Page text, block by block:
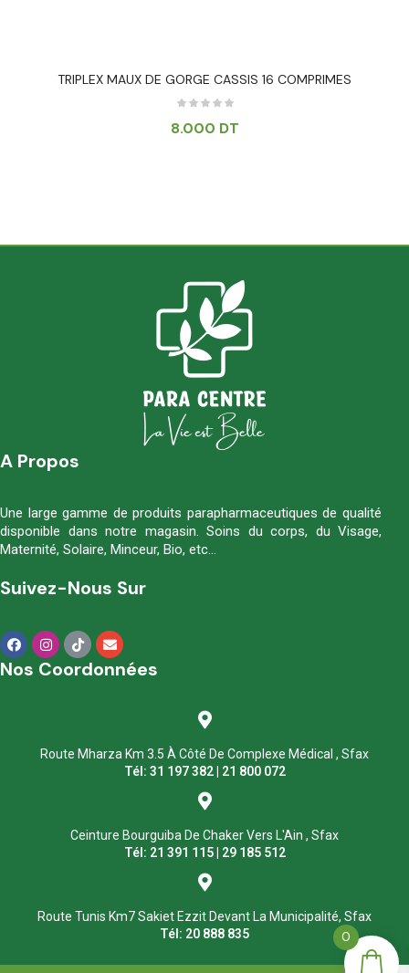
TRIPLEX MAUX DE GORGE CASSIS 16 COMPRIMES
8.000 DT
A Propos
Une large gamme de produits parapharmaceutiques de qualité
disponible dans notre magasin. Soins du corps, du Visage,
Maternité, Solaire, Minceur, Bio, etc…
Suivez-Nous Sur
Nos Coordonnées
Route Mharza Km 3.5 À Côté De Complexe Médical , Sfax
Tél: 31 197 382 | 21 800 072
Ceinture Bourguiba De Chaker Vers L'Ain , Sfax
Tél: 21 391 115 | 29 185 512
Route Tunis Km7 Sakiet Ezzit Devant La Municipalité, Sfax
Tél: 20 888 835
0